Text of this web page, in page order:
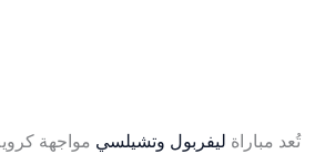
تُعد مباراة ليفربول وتشيلسي مواجهة